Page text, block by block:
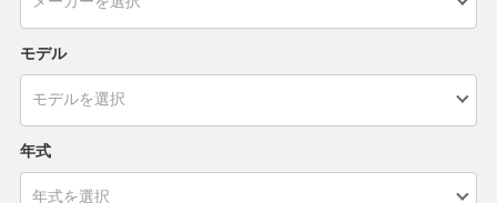
モデル
年式